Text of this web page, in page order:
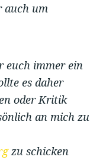
auch um
euch immer ein
es daher
oder Kritik
an mich zu
zu schicken